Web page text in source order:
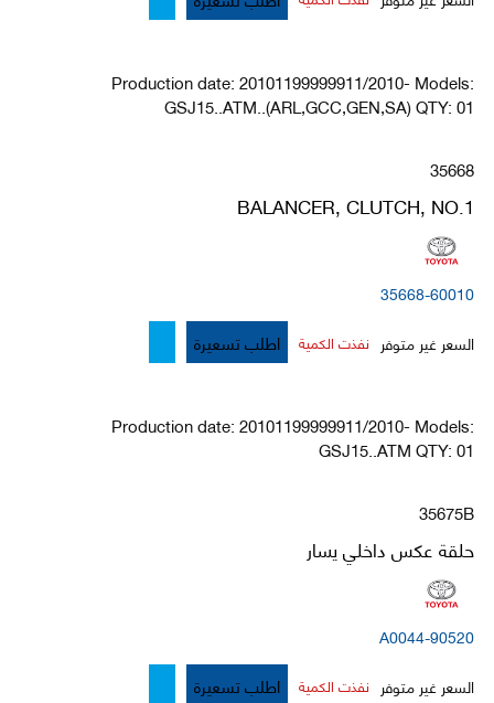
Production date: 20101199999911/2010- Models:
GSJ15..ATM..(ARL,GCC,GEN,SA) QTY: 01
35668
BALANCER, CLUTCH, NO.1
35668-60010
السعر غير متوفر نفذت الكمية اطلب تسعيرة
Production date: 20101199999911/2010- Models:
GSJ15..ATM QTY: 01
35675B
حلقة عكس داخلي يسار
90520-A0044
السعر غير متوفر نفذت الكمية اطلب تسعيرة